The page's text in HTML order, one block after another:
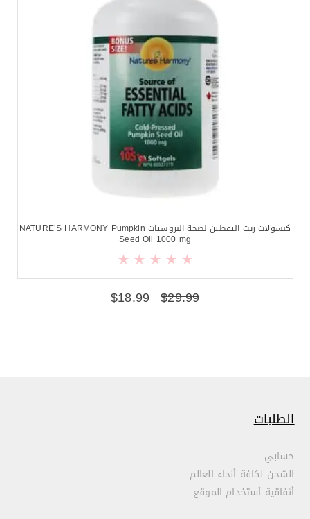
كبسولات زيت اليقطين لصحة البروستات NATURE’S HARMONY Pumpkin
Seed Oil 1000 mg
$29.99
$18.99
الطلبات
حسابي
الشحن لكافة أنحاء العالم
أتفاقية أستخدام الموقع